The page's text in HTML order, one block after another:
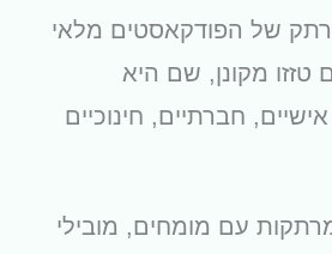
של הפודקאסטים מלאי
טזזו מקונן, שם היא
חברתיים, חינוכיים
עם מומחים, מובילי